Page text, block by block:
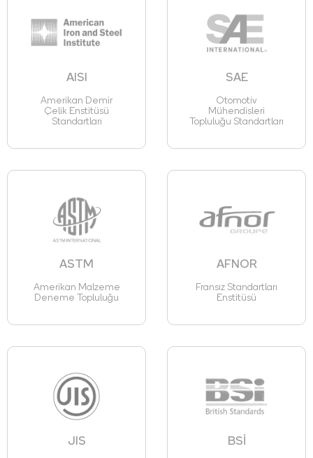
AISI
Amerikan Demir
Çelik Enstitüsü
Standartları
SAE
Otomotiv
Mühendisleri
Topluluğu Standartları
ASTM
Amerikan Malzeme
Deneme Topluluğu
AFNOR
Fransız Standartları
Enstitüsü
JIS BSİ